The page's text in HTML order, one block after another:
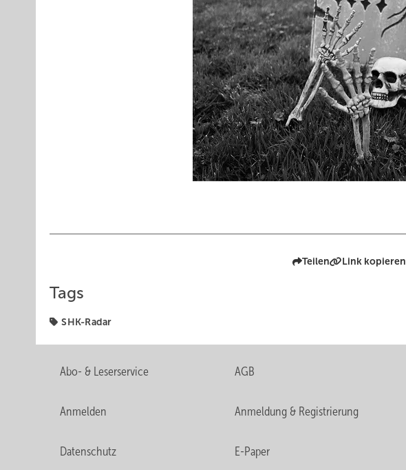
Teilen Link kopieren
Tags
SHK-Radar
Abo- & Leserservice AGB
Anmelden Anmeldung & Registrierung
Datenschutz E-Paper